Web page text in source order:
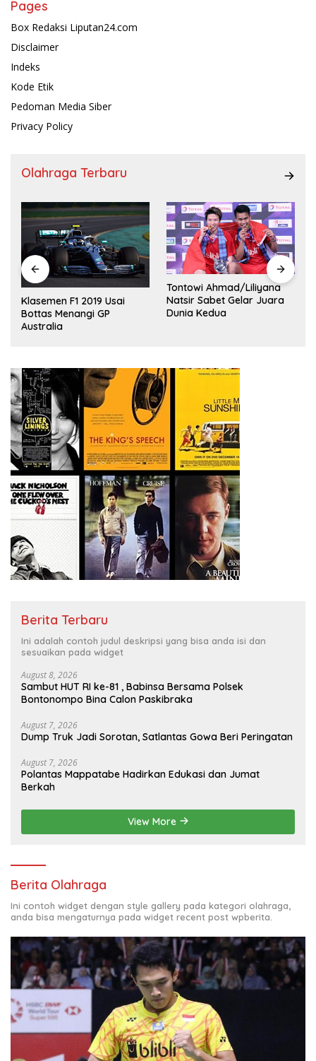
Pages
Box Redaksi Liputan24.com
Disclaimer
Indeks
Kode Etik
Pedoman Media Siber
Privacy Policy
Olahraga Terbaru
Klasemen F1 2019 Usai
Bottas Menangi GP
Australia
Tontowi Ahmad/Liliyana
Natsir Sabet Gelar Juara
Dunia Kedua
Berita Terbaru
Ini adalah contoh judul deskripsi yang bisa anda isi dan
sesuaikan pada widget
August 8, 2026
Sambut HUT RI ke-81 , Babinsa Bersama Polsek
August 7, 2026
Dump Truk Jadi Sorotan, Satlantas Gowa Beri Peringatan
August 7, 2026
Polantas Mappatabe Hadirkan Edukasi dan Jumat
Berkah
View More
Berita Olahraga
Ini contoh widget dengan style gallery pada kategori olahraga,
anda bisa mengaturnya pada widget recent post wpberita.